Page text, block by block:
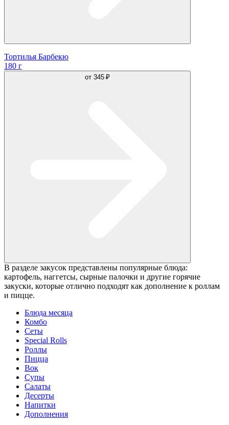
Тортилья Барбекю
180 г
от 345 ₽
В разделе закусок представлены популярные блюда:
картофель, наггетсы, сырные палочки и другие горячие
закуски, которые отлично подходят как дополнение к роллам
и пицце.
Блюда месяца
Комбо
Сеты
Special Rolls
Роллы
Пицца
Вок
Супы
Салаты
Десерты
Напитки
Дополнения